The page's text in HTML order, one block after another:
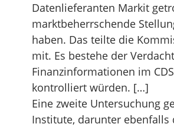
Datenlieferanten Markit
marktbeherrschende
haben. Das teilte die
mit. Es bestehe der
Finanzinformationen im
kontrolliert würden. […]
Eine zweite Untersuchung
Institute, darunter ebenfalls